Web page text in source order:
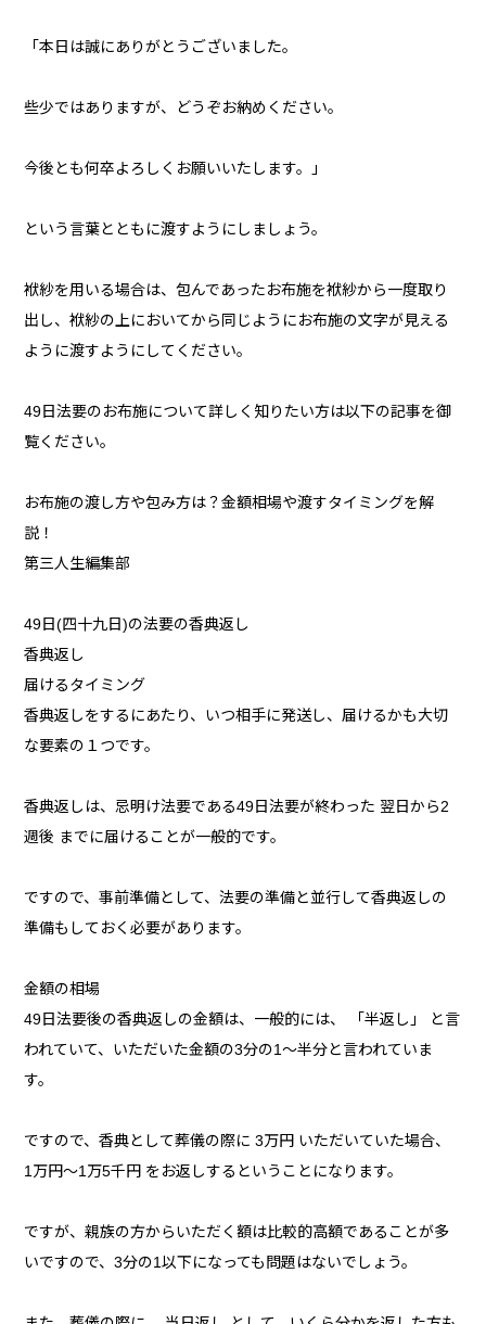
「本日は誠にありがとうございました。
些少ではありますが、どうぞお納めください。
今後とも何卒よろしくお願いいたします。」
という言葉とともに渡すようにしましょう。
袱紗を用いる場合は、包んであったお布施を袱紗から一度取り
出し、袱紗の上においてから同じようにお布施の文字が見える
ように渡すようにしてください。
49日法要のお布施について詳しく知りたい方は以下の記事を御
覧ください。
お布施の渡し方や包み方は？金額相場や渡すタイミングを解
説！
第三人生編集部
49日(四十九日)の法要の香典返し
香典返し
届けるタイミング
香典返しをするにあたり、いつ相手に発送し、届けるかも大切
な要素の１つです。
香典返しは、忌明け法要である49日法要が終わった 翌日から2
週後 までに届けることが一般的です。
ですので、事前準備として、法要の準備と並行して香典返しの
準備もしておく必要があります。
金額の相場
49日法要後の香典返しの金額は、一般的には、 「半返し」 と言
われていて、いただいた金額の3分の1〜半分と言われていま
す。
ですので、香典として葬儀の際に 3万円 いただいていた場合、
1万円〜1万5千円 をお返しするということになります。
ですが、親族の方からいただく額は比較的高額であることが多
いですので、3分の1以下になっても問題はないでしょう。